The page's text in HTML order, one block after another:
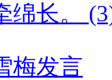
绵长。
梅发言